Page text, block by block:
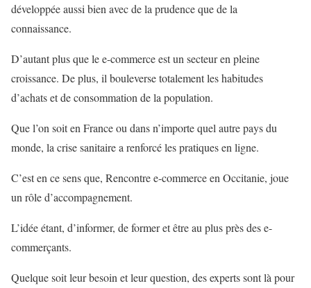
développée aussi bien avec de la prudence que de la
connaissance.
D’autant plus que le e-commerce est un secteur en pleine
croissance. De plus, il bouleverse totalement les habitudes
d’achats et de consommation de la population.
Que l’on soit en France ou dans n’importe quel autre pays du
monde, la crise sanitaire a renforcé les pratiques en ligne.
C’est en ce sens que, Rencontre e-commerce en Occitanie, joue
un rôle d’accompagnement.
L’idée étant, d’informer, de former et être au plus près des e-
commerçants.
Quelque soit leur besoin et leur question, des experts sont là pour